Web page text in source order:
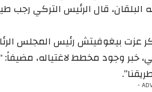
قال الرئيس التركي رجب
عزت بيغوفيتش رئيس المجلس
خبر وجود مخطط لاغتياله، مضيفاً: